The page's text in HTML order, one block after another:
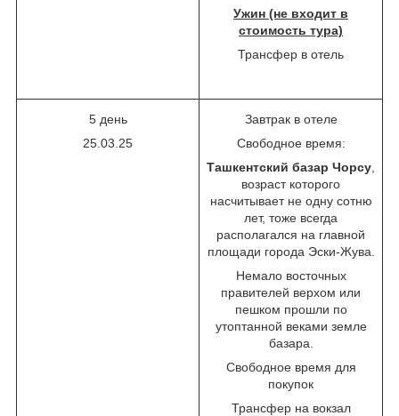
Ужин (не входит в
стоимость тура)
Трансфер в отель
5 день
25.03.25
Завтрак в отеле
Свободное время:
Ташкентский базар Чорсу
возраст которого
насчитывает не одну сотню
лет, тоже всегда
располагался на главной
площади города Эски-Жува.
Немало восточных
правителей верхом или
пешком прошли по
утоптанной веками земле
базара.
Свободное время для
покупок
Трансфер на вокзал